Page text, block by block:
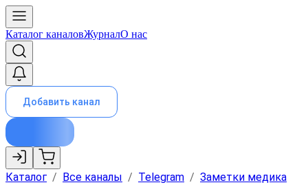
Каталог каналовЖурналО нас
Добавить канал
Каталог / Все каналы / Telegram / Заметки медика